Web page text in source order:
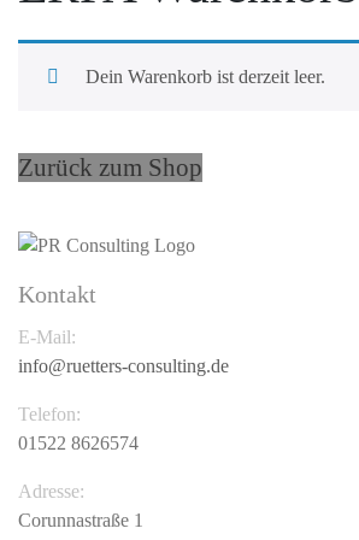
Dein Warenkorb ist derzeit leer.
Zurück zum Shop
Kontakt
E-Mail:
info@ruetters-consulting.de
Telefon:
01522 8626574
Adresse:
Corunnastraße 1